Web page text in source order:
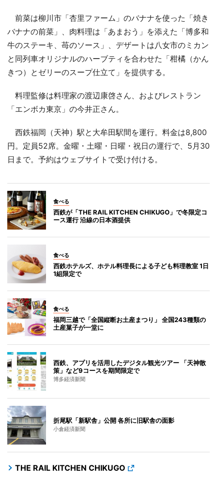
前菜は柳川市「杏里ファーム」のバナナを使った「焼き
バナナの前菜」、肉料理は「あまおう」を添えた「博多和
牛のステーキ、苺のソース」、デザートは八女市のミカン
と同列車オリジナルのハーブティを合わせた「柑橘（かん
きつ）とゼリーのスープ仕立て」を提供する。
料理監修は料理家の渡辺康啓さん、およびレストラン
「エンボカ東京」の今井正さん。
西鉄福岡（天神）駅と大牟田駅間を運行。料金は8,800
円。定員52席。金曜・土曜・日曜・祝日の運行で、5月30
日まで。予約はウェブサイトで受け付ける。
食べる
西鉄が「THE RAIL KITCHEN CHIKUGO」で冬限定コ
ース運行 沿線の日本酒提供
食べる
西鉄ホテルズ、ホテル料理長による子ども料理教室 1日
1組限定で
食べる
福岡三越で「全国縦断お土産まつり」 全国243種類の
土産菓子が一堂に
西鉄、アプリを活用したデジタル観光ツアー 「天神散
策」など9コースを期間限定で
博多経済新聞
折尾駅「新駅舎」公開 各所に旧駅舎の面影
小倉経済新聞
THE RAIL KITCHEN CHIKUGO